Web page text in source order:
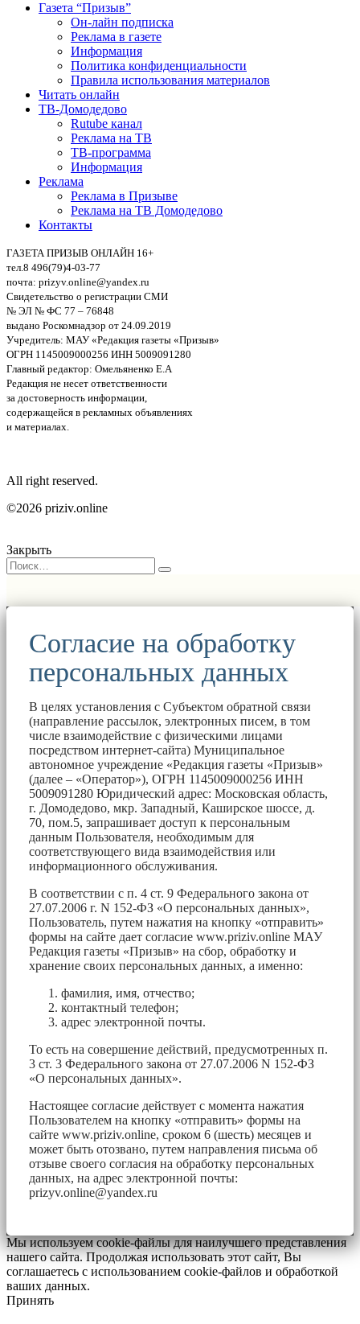
Газета “Призыв”
Он-лайн подписка
Реклама в газете
Информация
Политика конфиденциальности
Правила использования материалов
Читать онлайн
ТВ-Домодедово
Rutube канал
Реклама на ТВ
ТВ-программа
Информация
Реклама
Реклама в Призыве
Реклама на ТВ Домодедово
Контакты
ГАЗЕТА ПРИЗЫВ ОНЛАЙН 16+
тел.8 496(79)4-03-77
почта: prizyv.online@yandex.ru
Свидетельство о регистрации СМИ
№ ЭЛ № ФС 77 – 76848
выдано Роскомнадзор от 24.09.2019
Учредитель: МАУ «Редакция газеты «Призыв»
ОГРН 1145009000256 ИНН 5009091280
Главный редактор: Омельяненко Е.А
Редакция не несет ответственности
за достоверность информации,
содержащейся в рекламных объявлениях
и материалах.
All right reserved.
©2026 priziv.online
Закрыть
Согласие на обработку
персональных данных
В целях установления с Субъектом обратной связи
(направление рассылок, электронных писем, в том
числе взаимодействие с физическими лицами
посредством интернет-сайта) Муниципальное
автономное учреждение «Редакция газеты «Призыв»
(далее – «Оператор»), ОГРН 1145009000256 ИНН
5009091280 Юридический адрес: Московская область,
г. Домодедово, мкр. Западный, Каширское шоссе, д.
70, пом.5, запрашивает доступ к персональным
данным Пользователя, необходимым для
соответствующего вида взаимодействия или
информационного обслуживания.
В соответствии с п. 4 ст. 9 Федерального закона от
27.07.2006 г. N 152-ФЗ «О персональных данных»,
Пользователь, путем нажатия на кнопку «отправить»
формы на сайте дает согласие www.priziv.online МАУ
Редакция газеты «Призыв» на сбор, обработку и
хранение своих персональных данных, а именно:
фамилия, имя, отчество;
контактный телефон;
адрес электронной почты.
То есть на совершение действий, предусмотренных п.
3 ст. 3 Федерального закона от 27.07.2006 N 152-ФЗ
«О персональных данных».
Настоящее согласие действует с момента нажатия
Пользователем на кнопку «отправить» формы на
сайте www.priziv.online, сроком 6 (шесть) месяцев и
может быть отозвано, путем направления письма об
отзыве своего согласия на обработку персональных
данных, на адрес электронной почты:
prizyv.online@yandex.ru
Мы используем cookie-файлы для наилучшего представления
нашего сайта. Продолжая использовать этот сайт, Вы
соглашаетесь с использованием cookie-файлов и обработкой
ваших данных.
Принять